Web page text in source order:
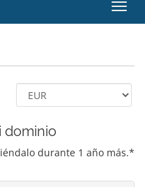
dominio
durante 1 año más.*